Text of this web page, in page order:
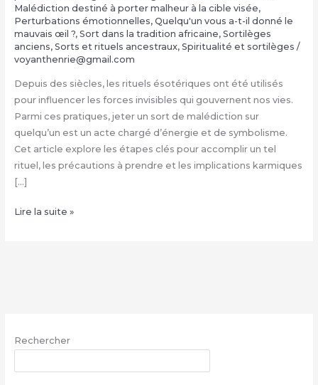
Malédiction destiné à porter malheur à la cible visée,
Perturbations émotionnelles, Quelqu'un vous a-t-il donné le
mauvais œil ?, Sort dans la tradition africaine, Sortilèges
anciens, Sorts et rituels ancestraux, Spiritualité et sortilèges /
voyanthenrie@gmail.com
Depuis des siècles, les rituels ésotériques ont été utilisés
pour influencer les forces invisibles qui gouvernent nos vies.
Parmi ces pratiques, jeter un sort de malédiction sur
quelqu’un est un acte chargé d’énergie et de symbolisme.
Cet article explore les étapes clés pour accomplir un tel
rituel, les précautions à prendre et les implications karmiques
[…]
Jeter
Comment
ce
Lire la suite »
Rechercher